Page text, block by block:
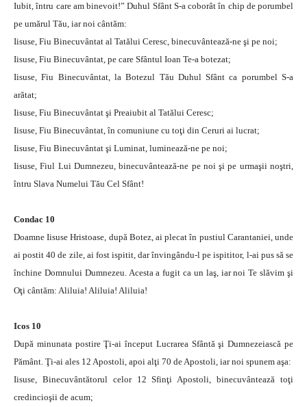
Iubit, întru care am binevoit!” Duhul Sfânt S-a coborât în chip de porumbel
pe umărul Tău, iar noi cântăm:
Iisuse, Fiu Binecuvântat al Tatălui Ceresc, binecuvântează-ne şi pe noi;
Iisuse, Fiu Binecuvântat, pe care Sfântul Ioan Te-a botezat;
Iisuse, Fiu Binecuvântat, la Botezul Tău Duhul Sfânt ca porumbel S-a
arătat;
Iisuse, Fiu Binecuvântat şi Preaiubit al Tatălui Ceresc;
Iisuse, Fiu Binecuvântat, în comuniune cu toţi din Ceruri ai lucrat;
Iisuse, Fiu Binecuvântat şi Luminat, luminează-ne pe noi;
Iisuse, Fiul Lui Dumnezeu, binecuvântează-ne pe noi şi pe urmaşii noştri,
întru Slava Numelui Tău Cel Sfânt!
Condac 10
Doamne Iisuse Hristoase, după Botez, ai plecat în pustiul Carantaniei, unde
ai postit 40 de zile, ai fost ispitit, dar învingându-l pe ispititor, l-ai pus să se
închine Domnului Dumnezeu. Acesta a fugit ca un laş, iar noi Te slăvim şi
Оţi cântăm: Aliluia! Aliluia! Aliluia!
Icos 10
După minunata postire Ţi-ai început Lucrarea Sfântă şi Dumnezeiască pe
Pământ. Ţi-ai ales 12 Apostoli, apoi alţi 70 de Apostoli, iar noi spunem aşa:
Iisuse, Binecuvântătorul celor 12 Sfinţi Apostoli, binecuvântează toţi
credincioşii de acum;